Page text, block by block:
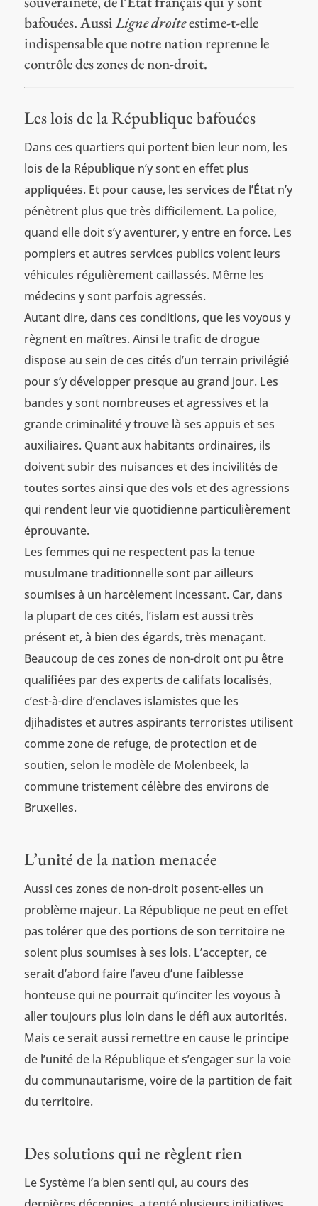
bafouées. AussiLigne droiteestime-t-elle
indispensable que notre nation reprenne le
contrôle des zones de non-droit.
Les lois de la République bafouées
Dans ces quartiers qui portent bien leur nom, les
lois de la République n’y sont en effet plus
appliquées. Et pour cause, les services de l’État n’y
pénètrent plus que très difficilement. La police,
quand elle doit s’y aventurer, y entre en force. Les
pompiers et autres services publics voient leurs
véhicules régulièrement caillassés. Même les
médecins y sont parfois agressés.
Autant dire, dans ces conditions, que les voyous y
règnent en maîtres. Ainsi le trafic de drogue
dispose au sein de ces cités d’un terrain privilégié
pour s’y développer presque au grand jour. Les
bandes y sont nombreuses et agressives et la
grande criminalité y trouve là ses appuis et ses
auxiliaires. Quant aux habitants ordinaires, ils
doivent subir des nuisances et des incivilités de
toutes sortes ainsi que des vols et des agressions
qui rendent leur vie quotidienne particulièrement
éprouvante.
Les femmes qui ne respectent pas la tenue
musulmane traditionnelle sont par ailleurs
soumises à un harcèlement incessant. Car, dans
la plupart de ces cités, l’islam est aussi très
présent et, à bien des égards, très menaçant.
Beaucoup de ces zones de non-droit ont pu être
qualifiées par des experts de califats localisés,
c’est-à-dire d’enclaves islamistes que les
djihadistes et autres aspirants terroristes utilisent
comme zone de refuge, de protection et de
soutien, selon le modèle de Molenbeek, la
commune tristement célèbre des environs de
Bruxelles.
L’unité de la nation menacée
Aussi ces zones de non-droit posent-elles un
problème majeur. La République ne peut en effet
pas tolérer que des portions de son territoire ne
soient plus soumises à ses lois. L’accepter, ce
serait d’abord faire l’aveu d’une faiblesse
honteuse qui ne pourrait qu’inciter les voyous à
aller toujours plus loin dans le défi aux autorités.
Mais ce serait aussi remettre en cause le principe
de l’unité de la République et s’engager sur la voie
du communautarisme, voire de la partition de fait
du territoire.
Des solutions qui ne règlent rien
Le Système l’a bien senti qui, au cours des